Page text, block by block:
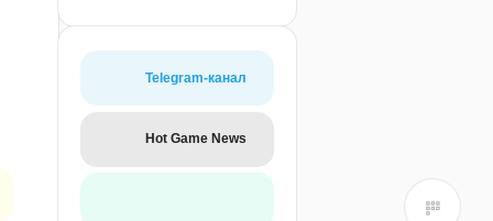
Telegram-канал
Hot Game News